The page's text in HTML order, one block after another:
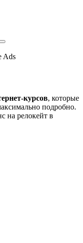
Ads
курсов, которые
подробно.
на релокейт в